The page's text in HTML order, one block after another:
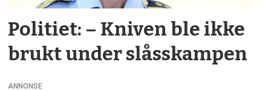
Politiet: – Kniven ble ikke
brukt under slåsskampen
ANNONSE